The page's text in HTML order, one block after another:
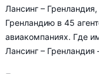
Лансинг –
Гренландию в 45
авиакомпаниях. Где
Лансинг –